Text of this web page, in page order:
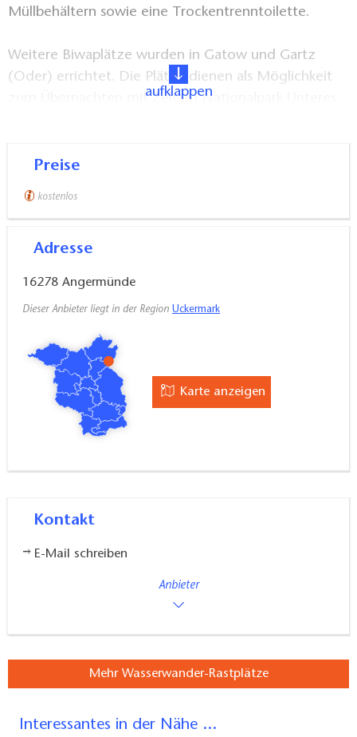
Müllbehältern sowie eine Trockentrenntoilette.
Weitere Biwaplätze wurden in Gatow und Gartz
(Oder) errichtet. Die Plätze dienen als Möglichkeit
zum Übernachten mit Zelt im Nationalpark Unteres
(ohne Zeltplatz!). Campingplätze mit
aufklappen
Preise
kostenlos
Adresse
16278 Angermünde
Dieser Anbieter liegt in der Region Uckermark
Karte anzeigen
Kontakt
E-Mail schreiben
Anbieter
Mehr Wasserwander-Rastplätze
Interessantes in der Nähe ...